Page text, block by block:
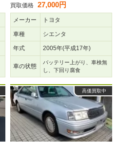
買取価格 27,000円
メーカー トヨタ
車種 シエンタ
年式 2005年(平成17年)
車の状態
バッテリー上がり、車検無
し、下回り腐食
高価買取中